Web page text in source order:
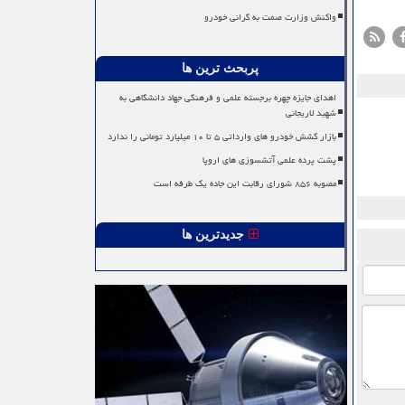
واکنش وزارت صمت به گرانی خودرو
پربحث ترین ها
اهدای جایزه چهره برجسته علمی و فرهنگی جهاد دانشگاهی به
شهید لاریجانی
بازار کشش خودرو های وارداتی ۵ تا ۱۰ میلیارد تومانی را ندارد
پشت پرده علمی آتشسوزی های اروپا
مصوبه ۸۵۶ شورای رقابت این جاده یک طرفه است
جدیدترین ها